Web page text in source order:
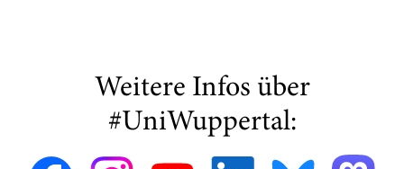
Weitere Infos über
#UniWuppertal: